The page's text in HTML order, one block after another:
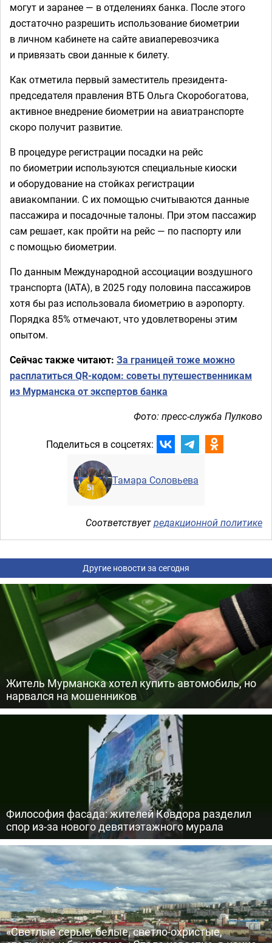
могут и заранее — в отделениях банка. После этого
достаточно разрешить использование биометрии
в личном кабинете на сайте авиаперевозчика
и привязать свои данные к билету.
Как отметила первый заместитель президента-
председателя правления ВТБ Ольга Скоробогатова,
активное внедрение биометрии на авиатранспорте
скоро получит развитие.
В процедуре регистрации посадки на рейс
по биометрии используются специальные киоски
и оборудование на стойках регистрации
авиакомпании. С их помощью считываются данные
пассажира и посадочные талоны. При этом пассажир
сам решает, как пройти на рейс — по паспорту или
с помощью биометрии.
По данным Международной ассоциации воздушного
транспорта (IATA), в 2025 году половина пассажиров
хотя бы раз использовала биометрию в аэропорту.
Порядка 85% отмечают, что удовлетворены этим
опытом.
Сейчас также читают: За границей тоже можно
расплатиться QR-кодом: советы путешественникам
из Мурманска от экспертов банка
Фото: пресс-служба Пулково
Поделиться в соцсетях:
Тамара Соловьева
Соответствуетредакционной политике
Другие новости за сегодня
Житель Мурманска хотел купить автомобиль, но
нарвался на мошенников
Философия фасада: жителей Ковдора разделил
спор из-за нового девятиэтажного мурала
«Светлые серые, белые, светло-охристые,